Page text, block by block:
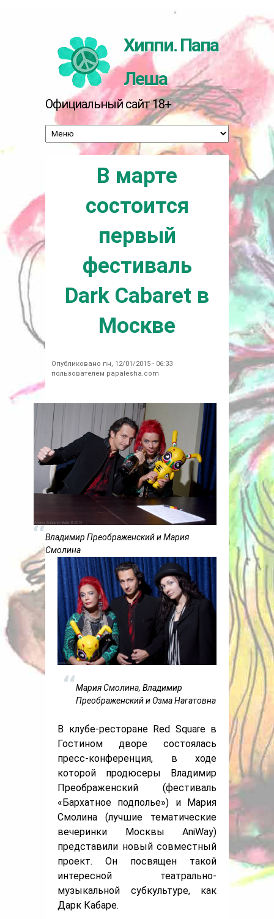
Хиппи. Папа
Леша
Официальный сайт 18+
В марте
состоится
первый
фестиваль
Dark Сabaret в
Москве
Опубликовано пн, 12/01/2015 - 06:33
пользователем papalesha.com
Владимир Преображенский и Мария
Смолина
Мария Смолина, Владимир
Преображенский и Озма Нагатовна
В клубе-ресторане Red Square в
Гостином дворе состоялась
пресс-конференция, в ходе
которой продюсеры Владимир
Преображенский (фестиваль
«Бархатное подполье») и Мария
Смолина (лучшие тематические
вечеринки Москвы AniWay)
представили новый совместный
проект. Он посвящен такой
интересной театрально-
музыкальной субкультуре, как
Дарк Кабаре.